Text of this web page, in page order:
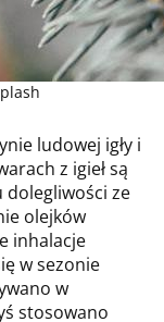
ludowej igły i
z igieł są
ze
olejków
inhalacje
w sezonie
w
stosowano